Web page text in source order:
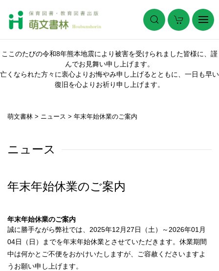
ここのたびの令和8年熊本地震により被害を受けられました皆様に、謹
んでお見舞い申し上げます。
亡くなられた方々に衷心よりお悔やみ申し上げるとともに、一日も早い
復旧を心よりお祈り申し上げます。
萌文書林 > ニュース > 年末年始休業のご案内
ニュース
年末年始休業のご案内
年末年始休業のご案内
誠に勝手ながら弊社では、2025年12月27日（土）～2026年01月
04日（日）までを年末年始休業とさせていただきます。休業期間
中は何かとご不便をおかけいたしますが、ご容赦くださいますよ
うお願い申し上げます。